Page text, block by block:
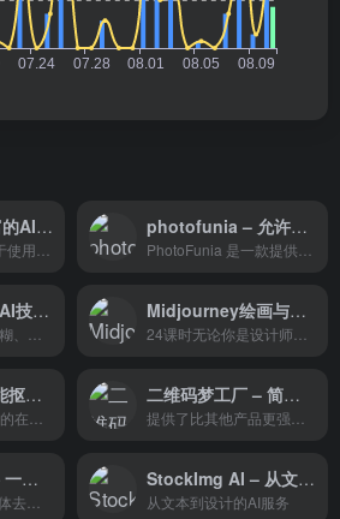
Pixelcut – 丰富的AI照片编辑工具 photofunia – 允许您在照片中交换人脸面孔
PIXGEN – 基于AI技术的在线图片处理工具 Midjourney绘画与设计应用-创造个性化艺术作品的全新体验
BgSub – AI智能抠图一键去背景工具 二维码梦工厂 – 简单强大实用的艺术二维码生成器
BG Remover – 一键去除衣物等擦除工具 StockImg AI – 从文本到设计的AI服务
从文本到设计的AI服务